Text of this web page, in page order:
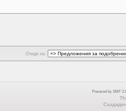
Отиди на:
Powered by SMF